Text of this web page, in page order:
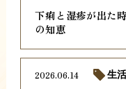
下痢と湿疹が出た
の知恵
2026.06.14 生